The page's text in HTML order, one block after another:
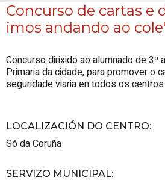
Concurso de cartas e
imos andando ao
Concurso dirixido ao alumnado de 3º
Primaria da cidade, para promover o
seguridade viaria en todos os
LOCALIZACIÓN DO CENTRO:
Só da Coruña
SERVIZO MUNICIPAL: